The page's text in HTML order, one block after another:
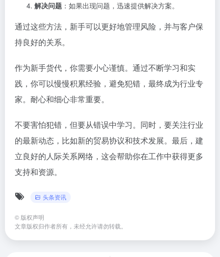
解决问题 ：如果出现问题，迅速提供解决方案。
通过这些方法，新手可以更好地管理风险，并与客户保
持良好的关系。
作为新手货代，你需要小心谨慎。通过不断学习和实
践，你可以慢慢积累经验，避免犯错，最终成为行业专
家。耐心和细心非常重要。
不要害怕犯错，但要从错误中学习。同时，要关注行业
的最新动态，比如新的贸易协议和技术发展。最后，建
立良好的人际关系网络，这会帮助你在工作中获得更多
支持和资源。
头条资讯
© 版权声明
文章版权归作者所有，未经允许请勿转载。